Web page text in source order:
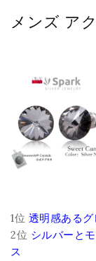
メンズ ア
1位 透明感ある
2位 シルバーと
ス